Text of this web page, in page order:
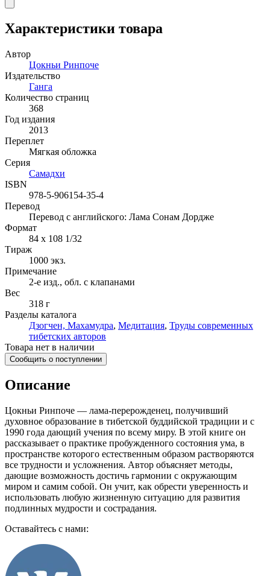
Характеристики товара
Автор
Цокньи Ринпоче
Издательство
Ганга
Количество страниц
368
Год издания
2013
Переплет
Мягкая обложка
Серия
Самадхи
ISBN
978-5-906154-35-4
Перевод
Перевод с английского: Лама Сонам Дордже
Формат
84 x 108 1/32
Тираж
1000 экз.
Примечание
2-е изд., обл. с клапанами
Вес
318 г
Разделы каталога
Дзогчен, Махамудра, Медитация, Труды современных
тибетских авторов
Товара нет в наличии
Сообщить о поступлении
Описание
Цокньи Ринпоче — лама-перерожденец, получивший
духовное образование в тибетской буддийской традиции и с
1990 года дающий учения по всему миру. В этой книге он
рассказывает о практике пробужденного состояния ума, в
пространстве которого естественным образом растворяются
все трудности и усложнения. Автор объясняет методы,
дающие возможность достичь гармонии с окружающим
миром и самим собой. Он учит, как обрести уверенность и
использовать любую жизненную ситуацию для развития
подлинных мудрости и сострадания.
Оставайтесь с нами: